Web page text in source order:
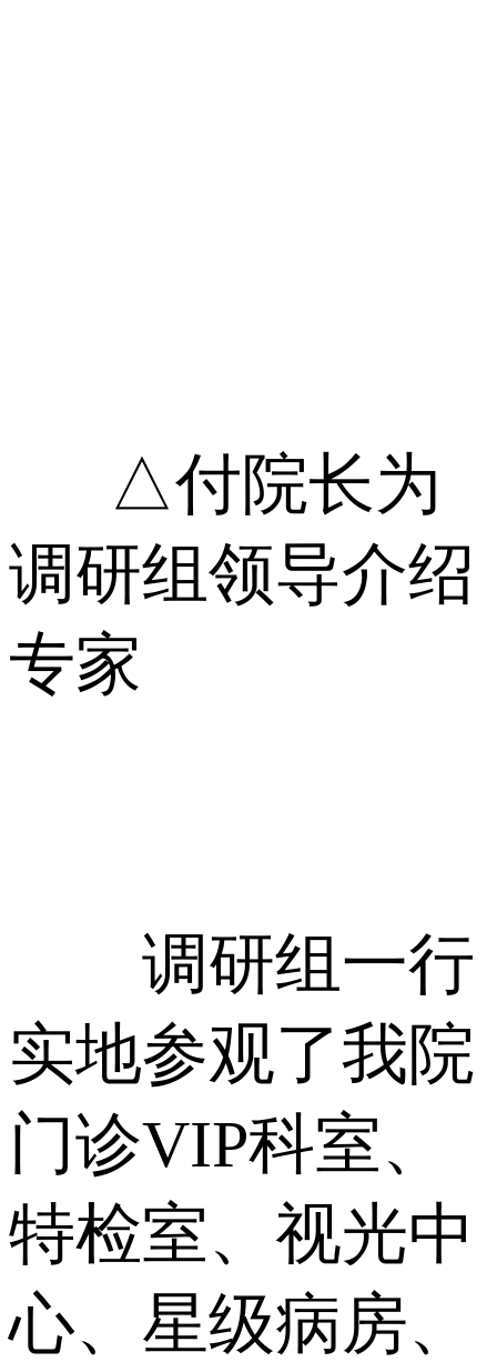
△付院长为
调研组领导介绍
专家
调研组一行
实地参观了我院
门诊VIP科室、
特检室、视光中
心、星级病房、